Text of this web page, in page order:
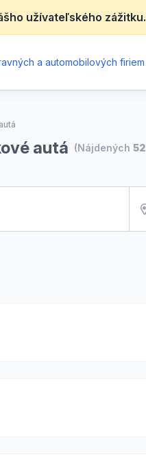
užívateľského zážitku.
a automobilových firiem
autá (Nájdených 52